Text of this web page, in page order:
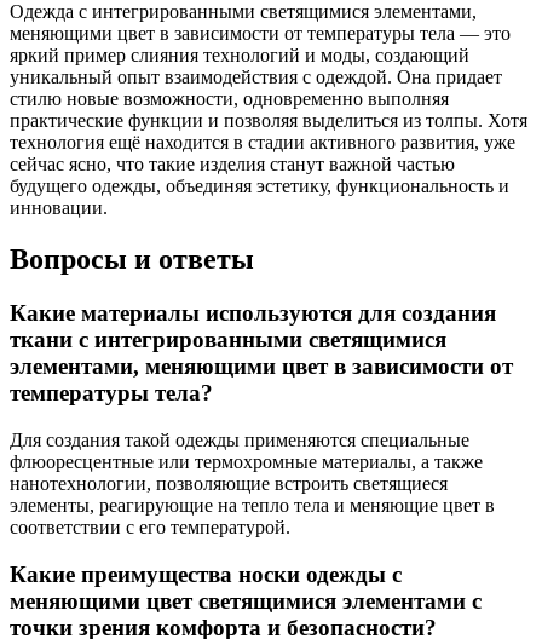
Одежда с интегрированными светящимися элементами,
меняющими цвет в зависимости от температуры тела — это
яркий пример слияния технологий и моды, создающий
уникальный опыт взаимодействия с одеждой. Она придает
стилю новые возможности, одновременно выполняя
практические функции и позволяя выделиться из толпы. Хотя
технология ещё находится в стадии активного развития, уже
сейчас ясно, что такие изделия станут важной частью
будущего одежды, объединяя эстетику, функциональность и
инновации.
Вопросы и ответы
Какие материалы используются для создания
ткани с интегрированными светящимися
элементами, меняющими цвет в зависимости от
температуры тела?
Для создания такой одежды применяются специальные
флюоресцентные или термохромные материалы, а также
нанотехнологии, позволяющие встроить светящиеся
элементы, реагирующие на тепло тела и меняющие цвет в
соответствии с его температурой.
Какие преимущества носки одежды с
меняющими цвет светящимися элементами с
точки зрения комфорта и безопасности?